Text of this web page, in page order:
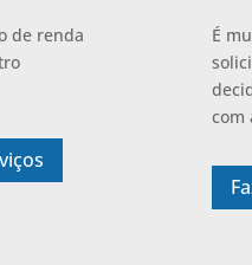
de renda
É
com